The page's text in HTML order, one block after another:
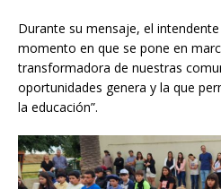
Durante su mensaje, el
momento en que se pone en
transformadora de nuestras
oportunidades genera y la que
la educación”.